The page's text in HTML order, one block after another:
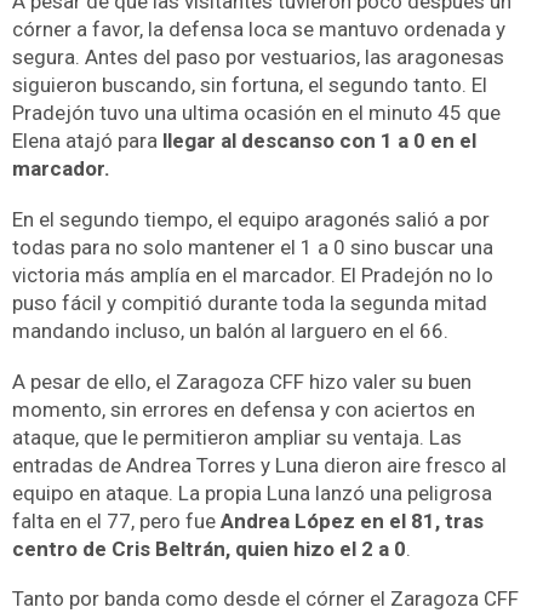
córner a favor, la defensa loca se mantuvo ordenada y
segura. Antes del paso por vestuarios, las aragonesas
siguieron buscando, sin fortuna, el segundo tanto. El
Pradejón tuvo una ultima ocasión en el minuto 45 que
Elena atajó para llegar al descanso con 1 a 0 en el
marcador.
En el segundo tiempo, el equipo aragonés salió a por
todas para no solo mantener el 1 a 0 sino buscar una
victoria más amplía en el marcador. El Pradejón no lo
puso fácil y compitió durante toda la segunda mitad
mandando incluso, un balón al larguero en el 66.
A pesar de ello, el Zaragoza CFF hizo valer su buen
momento, sin errores en defensa y con aciertos en
ataque, que le permitieron ampliar su ventaja. Las
entradas de Andrea Torres y Luna dieron aire fresco al
equipo en ataque. La propia Luna lanzó una peligrosa
falta en el 77, pero fue Andrea López en el 81, tras
centro de Cris Beltrán, quien hizo el 2 a 0.
Tanto por banda como desde el córner el Zaragoza CFF